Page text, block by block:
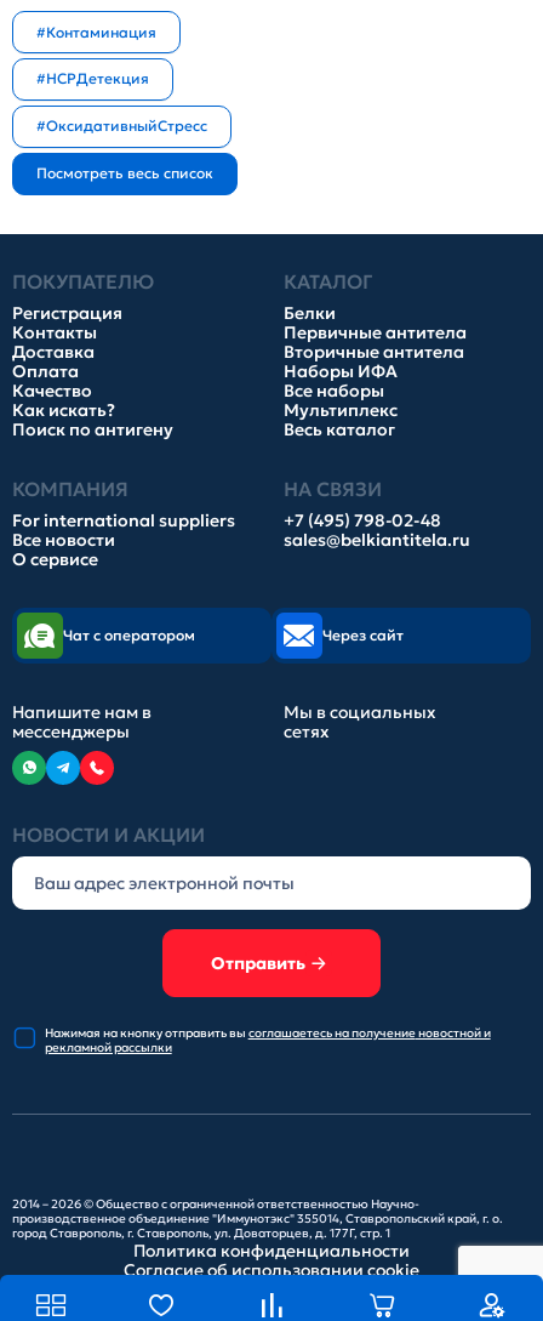
#Контаминация
#HCPДетекция
#ОксидативныйСтресс
ПОКУПАТЕЛЮ
Регистрация
Контакты
Доставка
Оплата
Качество
Как искать?
Поиск по антигену
КАТАЛОГ
Белки
Первичные антитела
Вторичные антитела
Наборы ИФА
Все наборы
Мультиплекс
Весь каталог
КОМПАНИЯ
For international suppliers
Все новости
О сервисе
НА СВЯЗИ
+7 (495) 798-02-48
sales@belkiantitela.ru
НОВОСТИ И АКЦИИ
Отправить
Нажимая на кнопку отправитьвы соглашаетесь на получениеновостной и
рекламной рассылки
Чат с оператором Через сайт
Напишите нам в
мессенджеры
Мы в социальных
сетях
2014 – 2026 ©Общество с ограниченной ответственностью Научно-
производственное объединение "Иммунотэкс"355014, Ставропольский край, г. о.
город Ставрополь, г. Ставрополь, ул. Доваторцев, д. 177Г, стр. 1
Политика конфиденциальности
Согласие об использовании cookie
Карта сайта